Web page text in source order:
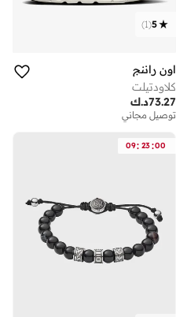
5
(
1
)
اون راننج
كلاودتيلت
د.ك73.27
توصيل مجاني
09: 23:00